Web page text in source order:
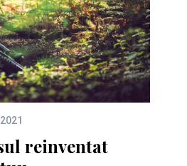
reinventat